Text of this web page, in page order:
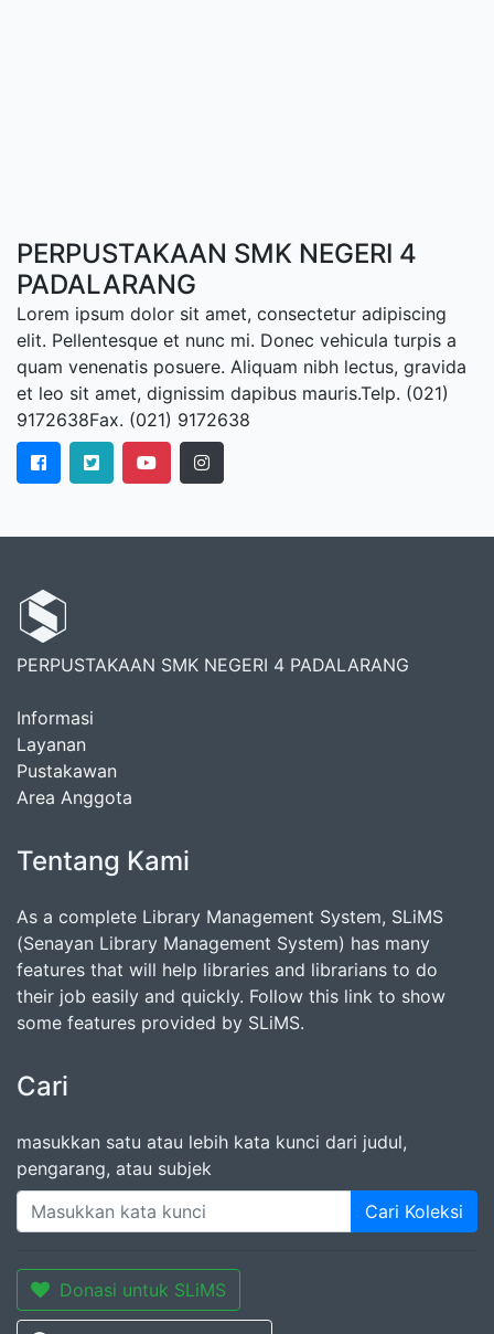
PERPUSTAKAAN SMK NEGERI 4
PADALARANG
Lorem ipsum dolor sit amet, consectetur adipiscing
elit. Pellentesque et nunc mi. Donec vehicula turpis a
quam venenatis posuere. Aliquam nibh lectus, gravida
et leo sit amet, dignissim dapibus mauris.Telp. (021)
9172638Fax. (021) 9172638
PERPUSTAKAAN SMK NEGERI 4 PADALARANG
Informasi
Layanan
Pustakawan
Area Anggota
Tentang Kami
As a complete Library Management System, SLiMS
(Senayan Library Management System) has many
features that will help libraries and librarians to do
their job easily and quickly. Follow this link to show
some features provided by SLiMS.
Cari
masukkan satu atau lebih kata kunci dari judul,
pengarang, atau subjek
Cari Koleksi
Donasi untuk SLiMS